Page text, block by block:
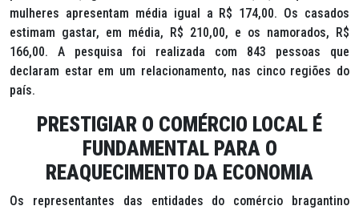
mulheres apresentam média igual a R$ 174,00. Os casados
estimam gastar, em média, R$ 210,00, e os namorados, R$
166,00. A pesquisa foi realizada com 843 pessoas que
declaram estar em um relacionamento, nas cinco regiões do
país.
PRESTIGIAR O COMÉRCIO LOCAL É
FUNDAMENTAL PARA O
REAQUECIMENTO DA ECONOMIA
Os representantes das entidades do comércio bragantino